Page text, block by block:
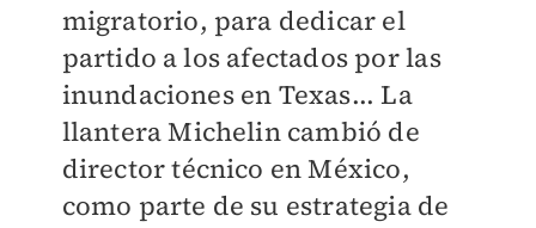
migratorio, para dedicar el
partido a los afectados por las
inundaciones en Texas... La
llantera Michelin cambió de
director técnico en México,
como parte de su estrategia de